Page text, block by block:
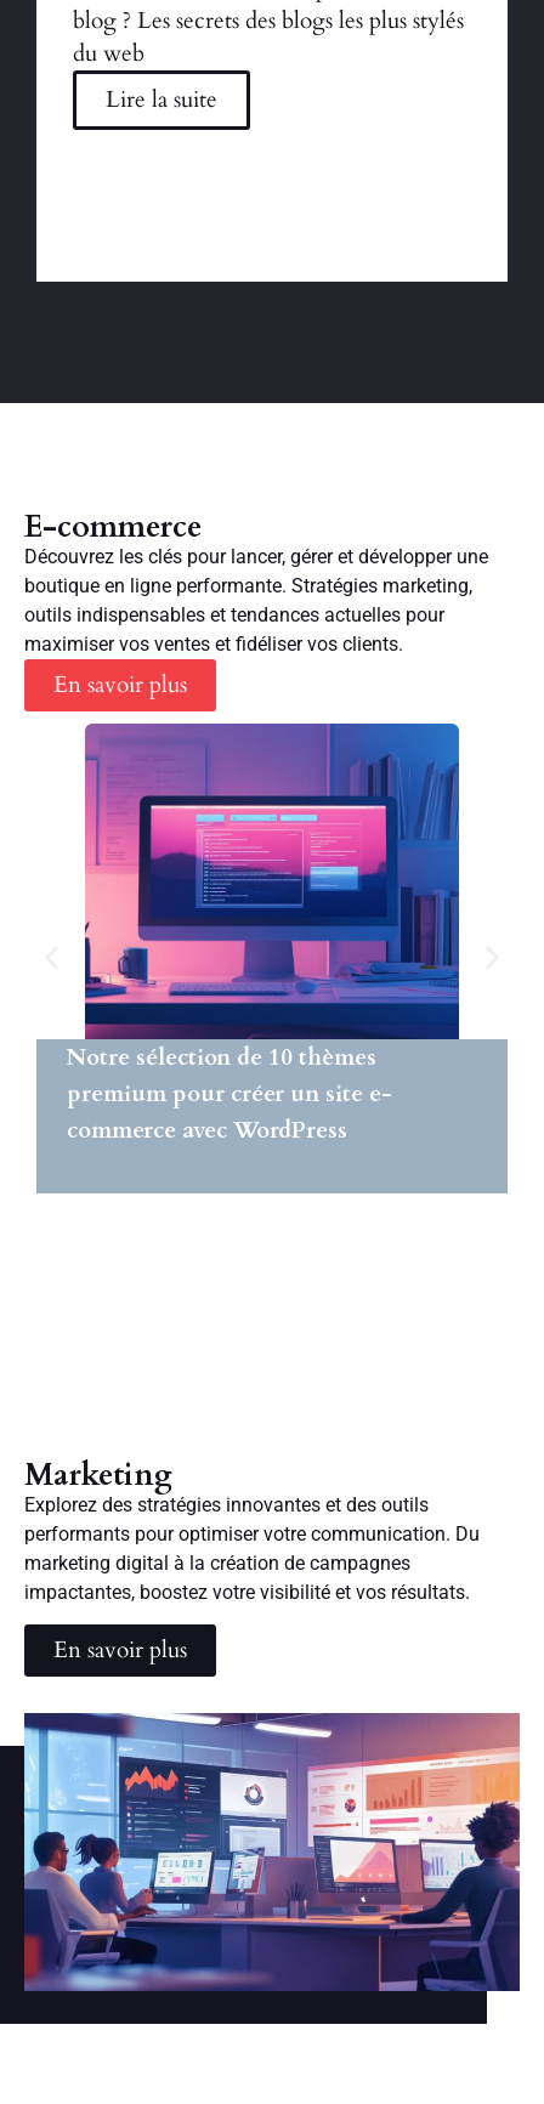
blog ? Les secrets des blogs les plus stylés
du web
Lire la suite
E-commerce
Découvrez les clés pour lancer, gérer et développer une
boutique en ligne performante. Stratégies marketing,
outils indispensables et tendances actuelles pour
maximiser vos ventes et fidéliser vos clients.
En savoir plus
Notre sélection de 10 thèmes
premium pour créer un site e-
commerce avec WordPress
Marketing
Explorez des stratégies innovantes et des outils
performants pour optimiser votre communication. Du
marketing digital à la création de campagnes
impactantes, boostez votre visibilité et vos résultats.
En savoir plus